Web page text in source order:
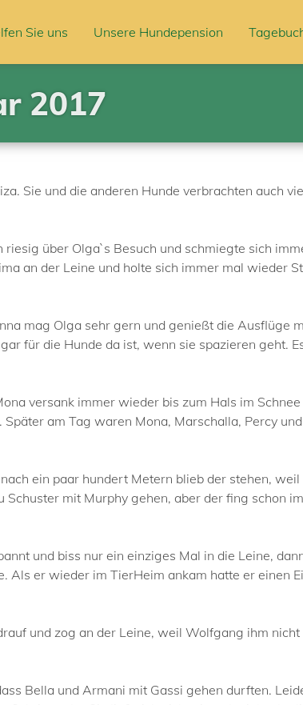
Sie uns Unsere Hundepension
2017
Sie und die anderen Hunde verbrachten auch
über Olga`s Besuch und schmiegte sich
an der Leine und holte sich immer mal wieder
mag Olga sehr gern und genießt die Ausflüge
für die Hunde da ist, wenn sie spazieren geht.
versank immer wieder bis zum Hals im
am Tag waren Mona, Marschalla, Percy
ein paar hundert Metern blieb der stehen,
mit Murphy gehen, aber der fing schon
und biss nur ein einziges Mal in die Leine,
Als er wieder im TierHeim ankam hatte er einen
und zog an der Leine, weil Wolfgang ihm
Bella und Armani mit Gassi gehen durften.